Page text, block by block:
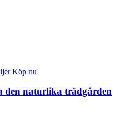
Köp nu
den naturlika trädgården